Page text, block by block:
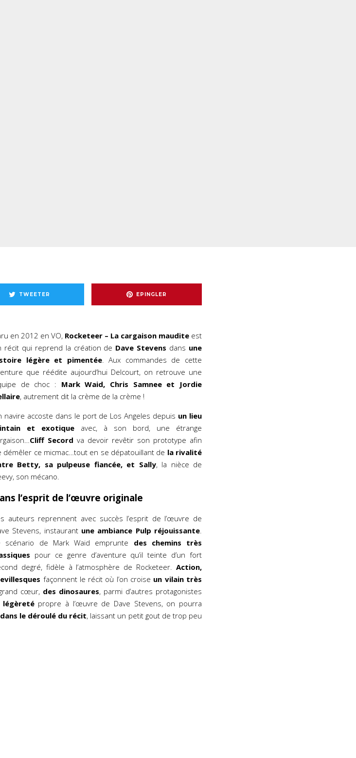
TWEETER EPINGLER
en 2012 en VO, Rocketeer – La cargaison maudite est
récit qui reprend la création de Dave Stevens dans une
légère et pimentée. Aux commandes de cette
que réédite aujourd’hui Delcourt, on retrouve une
de choc : Mark Waid, Chris Samnee et Jordie
, autrement dit la crème de la crème !
navire accoste dans le port de Los Angeles depuis un lieu
et exotique avec, à son bord, une étrange
Cliff Secord va devoir revêtir son prototype afin
démêler ce micmac…tout en se dépatouillant de la rivalité
Betty, sa pulpeuse fiancée, et Sally, la nièce de
son mécano.
l’esprit de l’œuvre originale
auteurs reprennent avec succès l’esprit de l’œuvre de
Stevens, instaurant une ambiance Pulp réjouissante.
scénario de Mark Waid emprunte des chemins très
pour ce genre d’aventure qu’il teinte d’un fort
degré, fidèle à l’atmosphère de Rocketeer. Action,
façonnent le récit où l’on croise un vilain très
cœur, des dinosaures, parmi d’autres protagonistes
propre à l’œuvre de Dave Stevens, on pourra
le déroulé du récit, laissant un petit gout de trop peu